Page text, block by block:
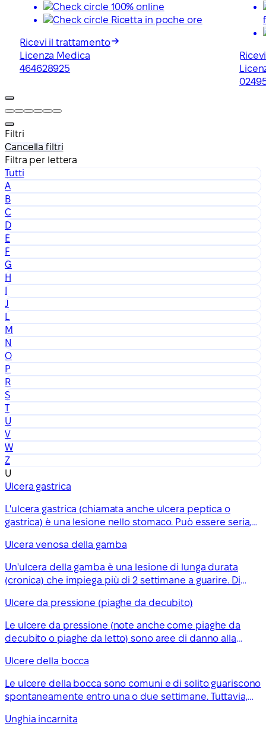
100% online
Ricetta in poche ore
Ricevi il trattamento
Licenza Medica
464628925
Filtri
Cancella filtri
Filtra per lettera
Tutti
A
B
C
D
E
F
G
H
I
J
L
M
N
O
P
R
S
T
U
V
W
Z
U
Ulcera gastrica
L'ulcera gastrica (chiamata anche ulcera peptica o
gastrica) è una lesione nello stomaco. Può essere seria,
trattamento adeguato.
Ulcera venosa della gamba
Un'ulcera della gamba è una lesione di lunga durata
(cronica) che impiega più di 2 settimane a guarire. Di
ginocchio e la caviglia.
Ulcere da pressione (piaghe da decubito)
Le ulcere da pressione (note anche come piaghe da
decubito o piaghe da letto) sono aree di danno alla
aumenta se hai difficoltà nei movimenti.
Ulcere della bocca
Le ulcere della bocca sono comuni e di solito guariscono
spontaneamente entro una o due settimane. Tuttavia,
un'ulcera orale che dura più di 3 settimane.
Unghia incarnita